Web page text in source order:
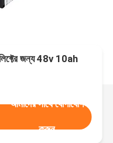
জন্য 48v 10ah
আমাদের সাথে যোগাযোগ
করুন